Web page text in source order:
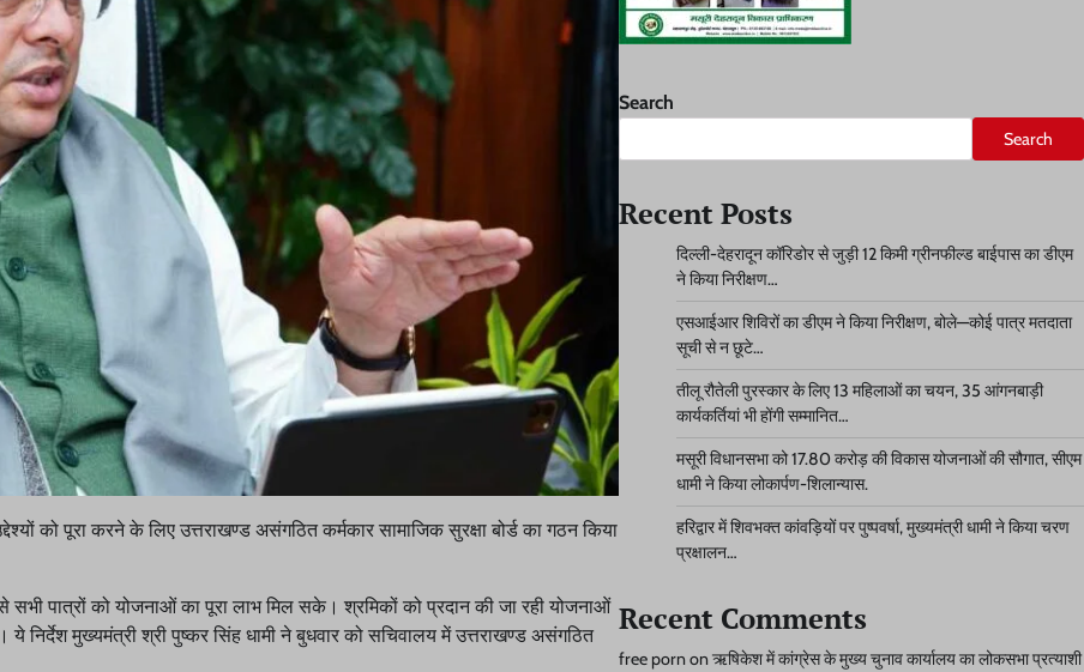
को पूरा करने के लिए उत्तराखण्ड असंगठित कर्मकार सामाजिक सुरक्षा बोर्ड का गठन किया
पात्रों को योजनाओं का पूरा लाभ मिल सके। श्रमिकों को प्रदान की जा रही योजनाओं
मुख्यमंत्री श्री पुष्कर सिंह धामी ने बुधवार को सचिवालय में उत्तराखण्ड असंगठित
Search
Search
Recent Posts
दिल्ली-देहरादून कॉरिडोर से जुड़ी 12 किमी ग्रीनफील्ड बाईपास का डीएम
ने किया निरीक्षण…
एसआईआर शिविरों का डीएम ने किया निरीक्षण, बोले—कोई पात्र मतदाता
सूची से न छूटे…
तीलू रौतेली पुरस्कार के लिए 13 महिलाओं का चयन, 35 आंगनबाड़ी
कार्यकर्तियां भी होंगी सम्मानित…
मसूरी विधानसभा को 17.80 करोड़ की विकास योजनाओं की सौगात, सीएम
धामी ने किया लोकार्पण-शिलान्यास.
हरिद्वार में शिवभक्त कांवड़ियों पर पुष्पवर्षा, मुख्यमंत्री धामी ने किया चरण
प्रक्षालन…
Recent Comments
free pornonऋषिकेश में कांग्रेस के मुख्य चुनाव कार्यालय का लोकसभा प्रत्याशी